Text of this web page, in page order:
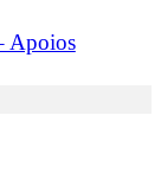
Apoios